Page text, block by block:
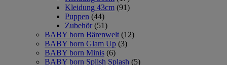
Kleidung 43cm (91)
Puppen (44)
Zubehör (51)
BABY born Bärenwelt (12)
BABY born Glam Up (3)
BABY born Minis (6)
BABY born Splish Splash (5)